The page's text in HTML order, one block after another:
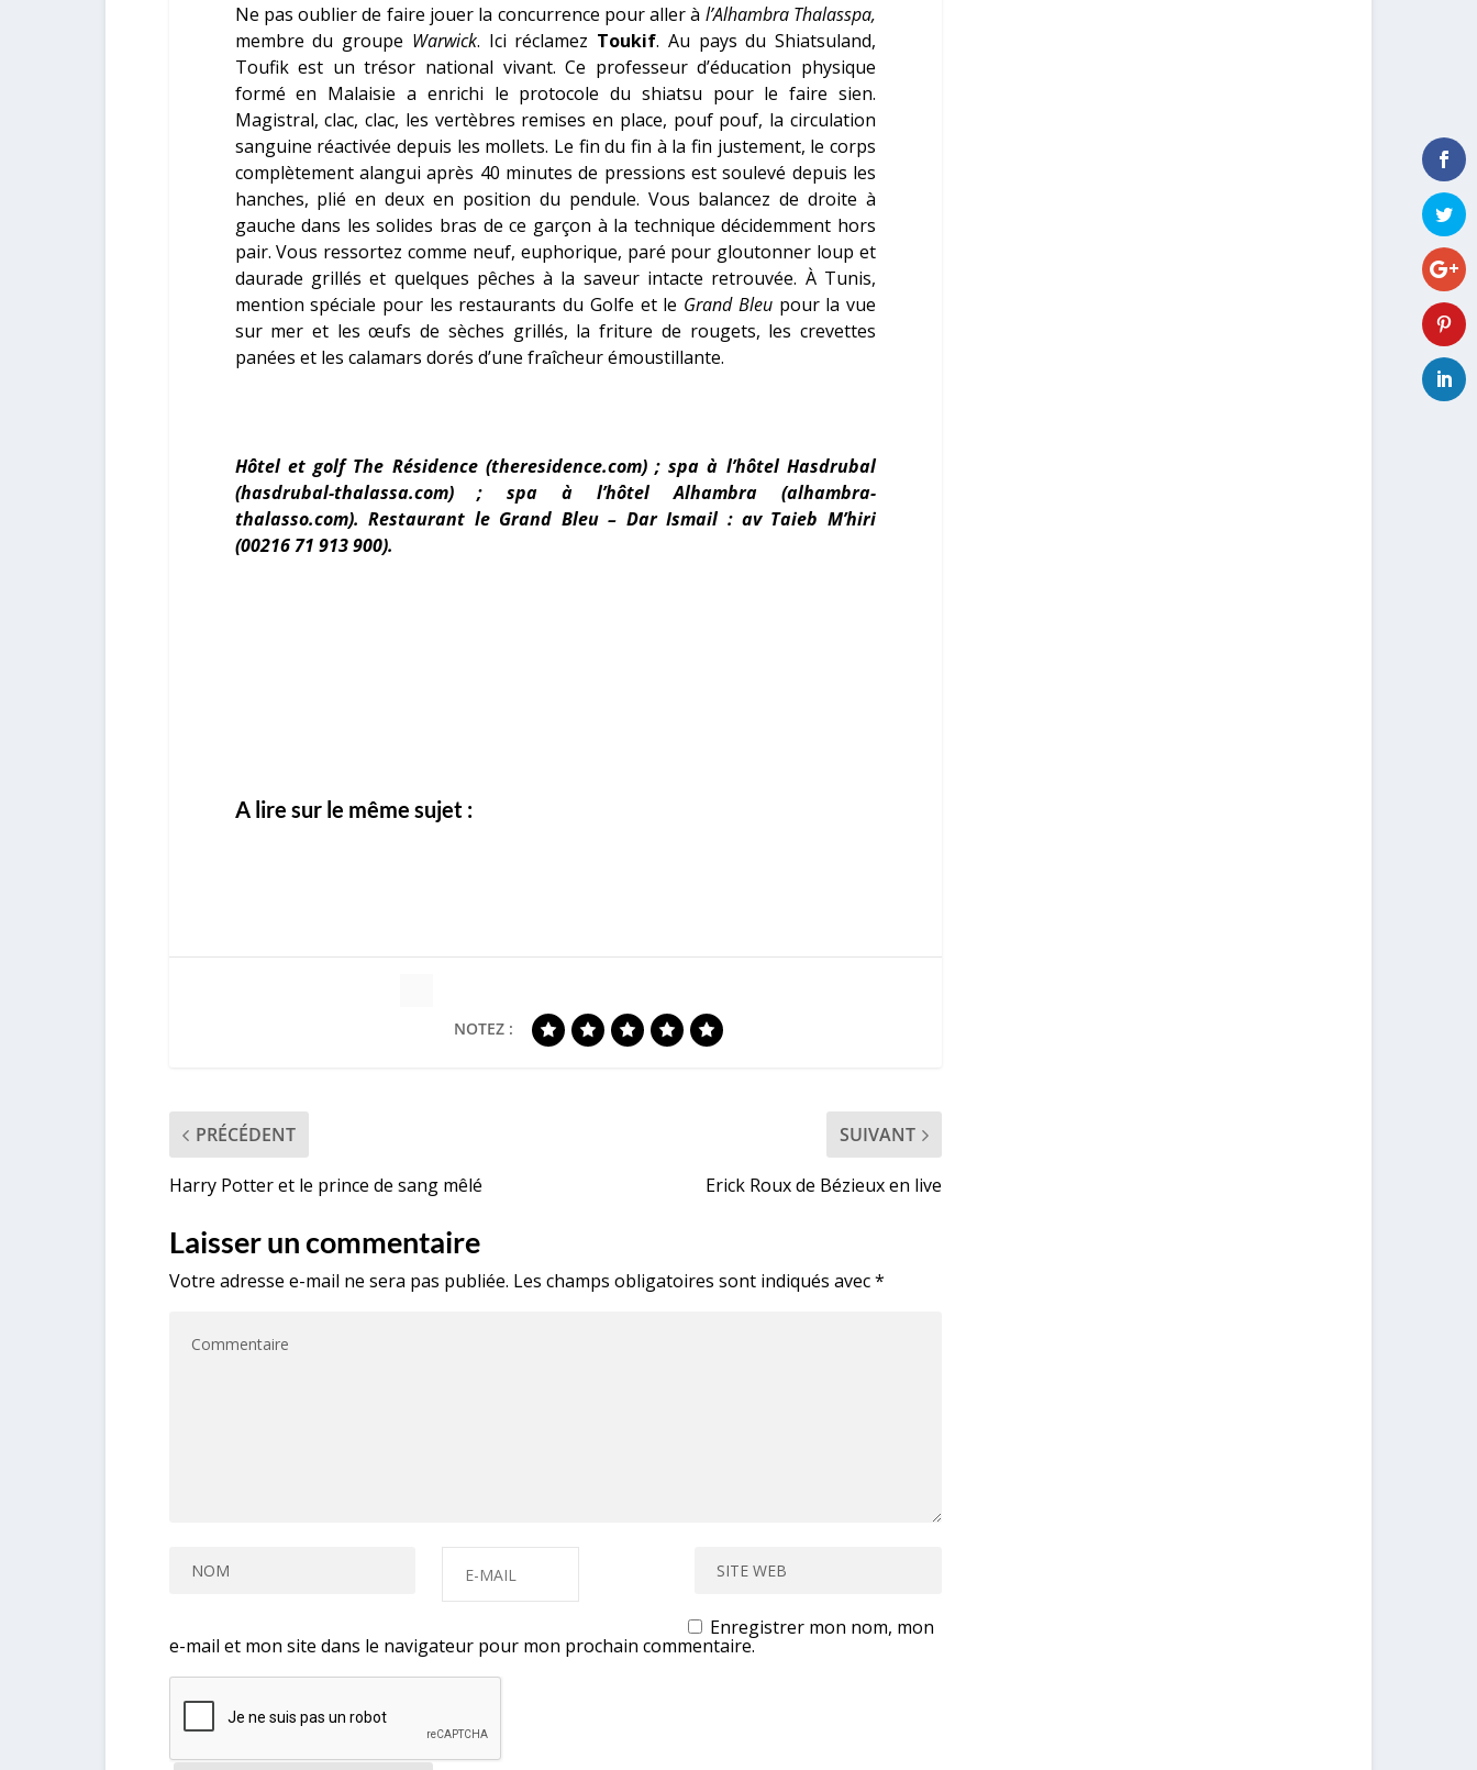
Ne pas oublier de faire jouer la concurrence pour aller à l’Alhambra Thalasspa,
membre du groupe Warwick. Ici réclamez Toukif. Au pays du Shiatsuland,
Toufik est un trésor national vivant. Ce professeur d’éducation physique
formé en Malaisie a enrichi le protocole du shiatsu pour le faire sien.
Magistral, clac, clac, les vertèbres remises en place, pouf pouf, la circulation
sanguine réactivée depuis les mollets. Le fin du fin à la fin justement, le corps
complètement alangui après 40 minutes de pressions est soulevé depuis les
hanches, plié en deux en position du pendule. Vous balancez de droite à
gauche dans les solides bras de ce garçon à la technique décidemment hors
pair. Vous ressortez comme neuf, euphorique, paré pour gloutonner loup et
daurade grillés et quelques pêches à la saveur intacte retrouvée. À Tunis,
mention spéciale pour les restaurants du Golfe et le Grand Bleupour la vue
sur mer et les œufs de sèches grillés, la friture de rougets, les crevettes
panées et les calamars dorés d’une fraîcheur émoustillante.
Hôtel et golf The Résidence (theresidence.com) ; spa à l’hôtel Hasdrubal
(hasdrubal-thalassa.com) ; spa à l’hôtel Alhambra (alhambra-
thalasso.com). Restaurant le Grand Bleu – Dar Ismail : av Taieb M’hiri
(00216 71 913 900).
A lire sur le même sujet :
NOTEZ :
PRÉCÉDENT
Harry Potter et le prince de sang mêlé
SUIVANT
Erick Roux de Bézieux en live
Laisser un commentaire
Votre adresse e-mail ne sera pas publiée. Les champs obligatoires sont indiqués avec*
Enregistrer mon nom, mon
e-mail et mon site dans le navigateur pour mon prochain commentaire.